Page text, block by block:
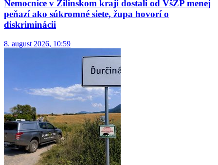
Nemocnice v Žilinskom kraji dostali od VšZP menej
peňazí ako súkromné siete, župa hovorí o
diskriminácii
8. august 2026, 10:59